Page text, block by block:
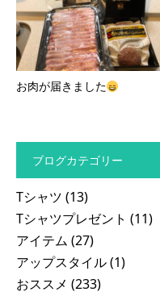
お肉が届きました
ブログカテゴリー
Tシャツ (13)
Tシャツプレゼント (11)
アイテム (27)
アップスタイル(1)
おススメ (233)